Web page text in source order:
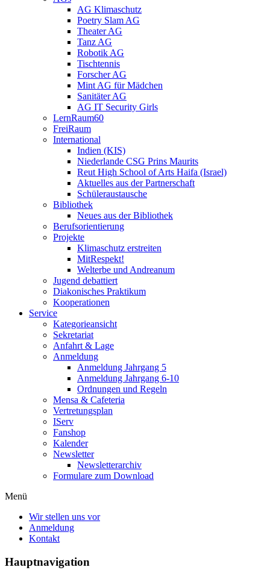
AG Klimaschutz
Poetry Slam AG
Theater AG
Tanz AG
Robotik AG
Tischtennis
Forscher AG
Mint AG für Mädchen
Sanitäter AG
AG IT Security Girls
LernRaum60
FreiRaum
International
Indien (KIS)
Niederlande CSG Prins Maurits
Reut High School of Arts Haifa (Israel)
Aktuelles aus der Partnerschaft
Schüleraustausche
Bibliothek
Neues aus der Bibliothek
Berufsorientierung
Projekte
Klimaschutz erstreiten
MitRespekt!
Welterbe und Andreanum
Jugend debattiert
Diakonisches Praktikum
Kooperationen
Service
Kategorieansicht
Sekretariat
Anfahrt & Lage
Anmeldung
Anmeldung Jahrgang 5
Anmeldung Jahrgang 6-10
Ordnungen und Regeln
Mensa & Cafeteria
Vertretungsplan
IServ
Fanshop
Kalender
Newsletter
Newsletterarchiv
Formulare zum Download
Menü
Wir stellen uns vor
Anmeldung
Kontakt
Hauptnavigation